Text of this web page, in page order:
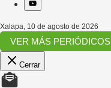
Xalapa, 10 de agosto de 2026
VER MÁS PERIÓDICOS
Cerrar